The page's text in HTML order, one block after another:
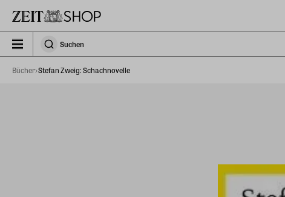
zeit_storefront.components.search.collapsed
SuchenSuchen
Bücher Stefan Zweig: Schachnovelle